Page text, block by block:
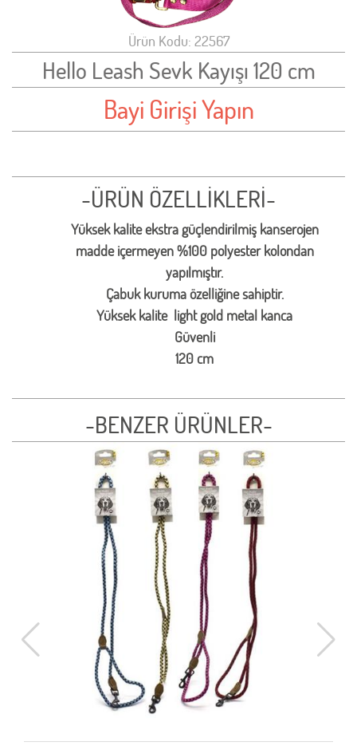
Ürün Kodu: 22567
Hello Leash Sevk Kayışı 120 cm
Bayi Girişi Yapın
-ÜRÜN ÖZELLİKLERİ-
Yüksek kalite ekstra güçlendirilmiş kanserojen
madde içermeyen %100 polyester kolondan
yapılmıştır.
Çabuk kuruma özelliğine sahiptir.
Yüksek kalite light gold metal kanca
Güvenli
120 cm
-BENZER ÜRÜNLER-